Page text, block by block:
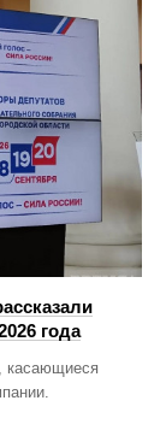
года
касающиеся